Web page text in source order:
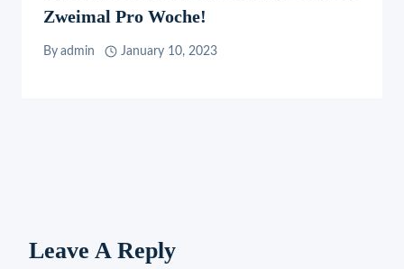
Zweimal Pro Woche!
By admin January 10, 2023
Leave A Reply